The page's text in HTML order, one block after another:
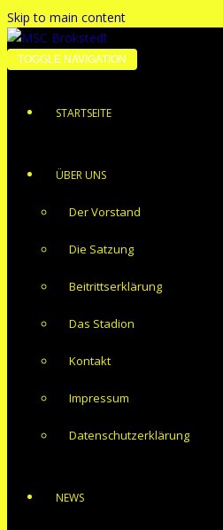
Skip to main content
TOGGLE NAVIGATION
STARTSEITE
ÜBER UNS
Der Vorstand
Die Satzung
Beitrittserklärung
Das Stadion
Kontakt
Impressum
Datenschutzerklärung
NEWS